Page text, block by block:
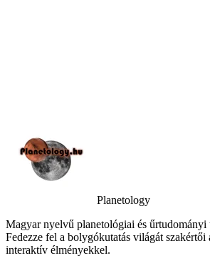
Planetology
Magyar nyelvű planetológiai és űrtudományi
Fedezze fel a bolygókutatás világát szakértői
interaktív élményekkel.